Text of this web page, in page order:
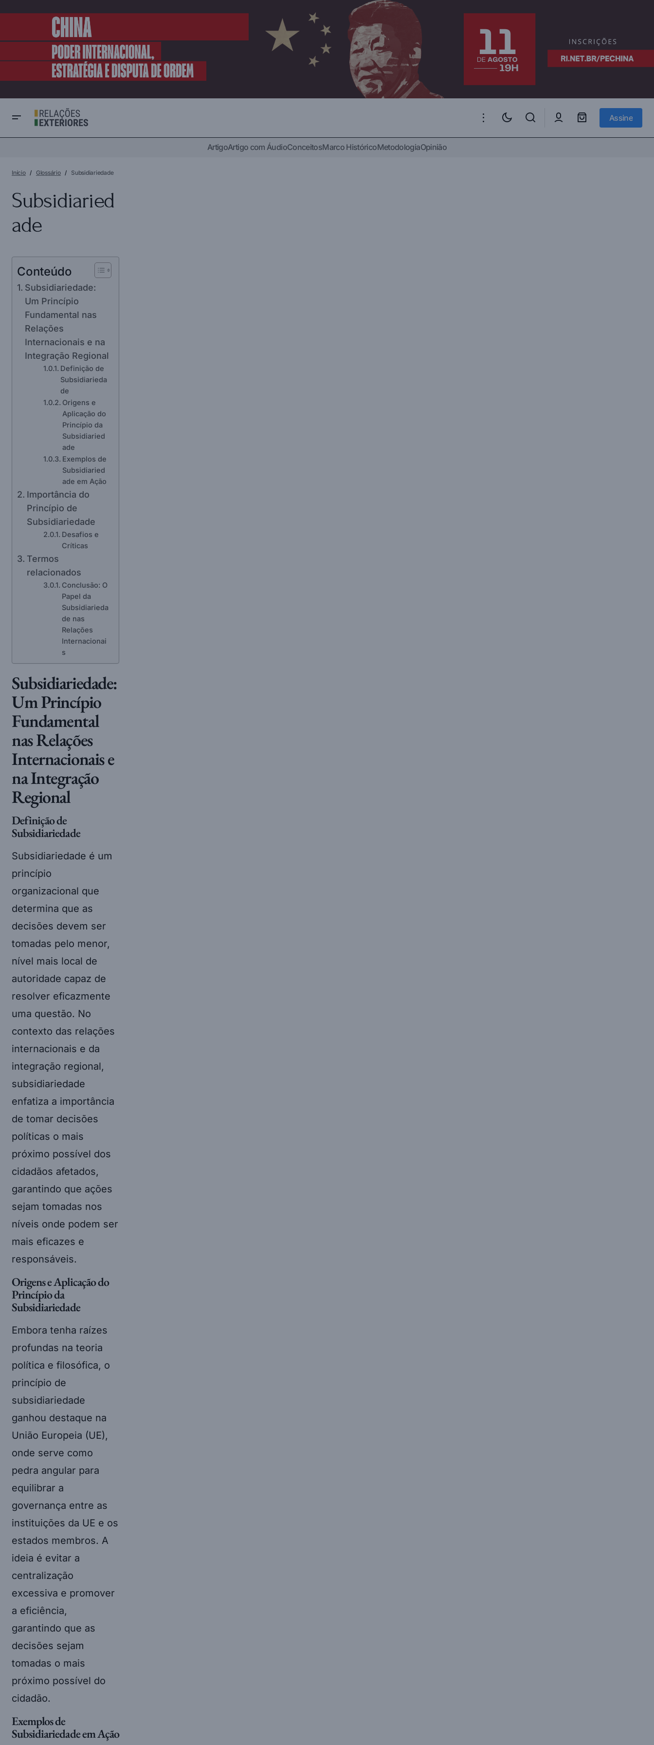
Assine
ArtigoArtigo com ÁudioConceitosMarco HistóricoMetodologiaOpinião
Início Glossário Subsidiariedade
Subsidiaried
ade
Conteúdo
Subsidiariedade:
Um Princípio
Fundamental nas
Relações
Internacionais e na
Integração Regional
Definição de
Subsidiarieda
de
Origens e
Aplicação do
Princípio da
Subsidiaried
ade
Exemplos de
Subsidiaried
ade em Ação
Importância do
Princípio de
Subsidiariedade
Desafios e
Críticas
Termos
relacionados
Conclusão: O
Papel da
Subsidiarieda
de nas
Relações
Internacionai
s
Subsidiariedade:
Um Princípio
Fundamental
nas Relações
Internacionais e
na Integração
Regional
Definição de
Subsidiariedade
Subsidiariedade é um
princípio
organizacional que
determina que as
decisões devem ser
tomadas pelo menor,
nível mais local de
autoridade capaz de
resolver eficazmente
uma questão. No
contexto das relações
internacionais e da
integração regional,
subsidiariedade
enfatiza a importância
de tomar decisões
políticas o mais
próximo possível dos
cidadãos afetados,
garantindo que ações
sejam tomadas nos
níveis onde podem ser
mais eficazes e
responsáveis.
Origens e Aplicação do
Princípio da
Subsidiariedade
Embora tenha raízes
profundas na teoria
política e filosófica, o
princípio de
subsidiariedade
ganhou destaque na
União Europeia (UE),
onde serve como
pedra angular para
equilibrar a
governança entre as
instituições da UE e os
estados membros. A
ideia é evitar a
centralização
excessiva e promover
a eficiência,
garantindo que as
decisões sejam
tomadas o mais
próximo possível do
cidadão.
Exemplos de
Subsidiariedade em Ação